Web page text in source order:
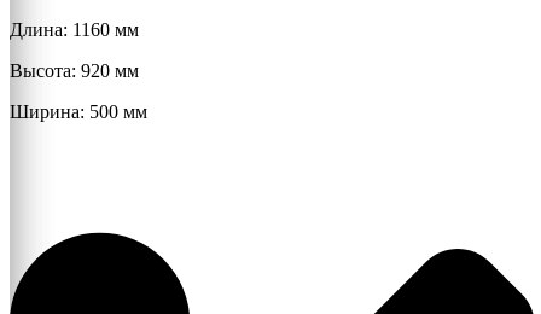
консоль
М150
Длина: 1160 мм
Высота: 920 мм
Ширина: 500 мм